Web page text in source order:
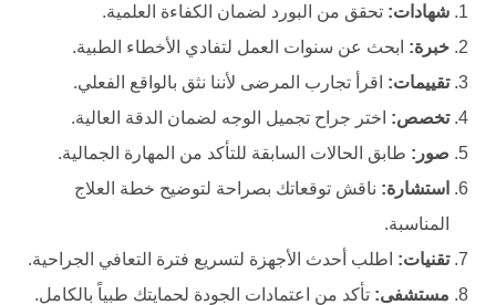
شهادات: تحقق من البورد لضمان الكفاءة العلمية.
خبرة: ابحث عن سنوات العمل لتفادي الأخطاء الطبية.
تقييمات: اقرأ تجارب المرضى لأننا نثق بالواقع الفعلي.
تخصص: اختر جراح تجميل الوجه لضمان الدقة العالية.
صور: طابق الحالات السابقة للتأكد من المهارة الجمالية.
استشارة: ناقش توقعاتك بصراحة لتوضيح خطة العلاج
المناسبة.
تقنيات: اطلب أحدث الأجهزة لتسريع فترة التعافي الجراحية.
مستشفى: تأكد من اعتمادات الجودة لحمايتك طبياً بالكامل.